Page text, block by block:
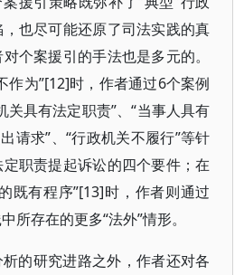
也尽可能还原了司法实践的真
个案援引的手法也是多元的。
作为”[12]时，作者通过6个案例
关具有法定职责”、“当事人具有
请求”、“行政机关不履行”等针
职责提起诉讼的四个要件；在
既有程序”[13]时，作者则通过
所存在的更多“法外”情形。
的研究进路之外，作者还对各